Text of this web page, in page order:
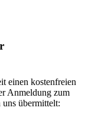
einen kostenfreien
Anmeldung zum
uns übermittelt: